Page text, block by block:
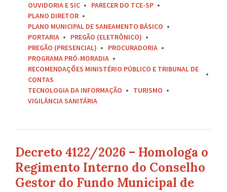
OUVIDORIA E SIC
PARECER DO TCE-SP
PLANO DIRETOR
PLANO MUNICIPAL DE SANEAMENTO BÁSICO
PORTARIA
PREGÃO (ELETRÔNICO)
PREGÃO (PRESENCIAL)
PROCURADORIA
PROGRAMA PRÓ-MORADIA
RECOMENDAÇÕES MINISTÉRIO PÚBLICO E TRIBUNAL DE
CONTAS
TECNOLOGIA DA INFORMAÇÃO
TURISMO
VIGILÂNCIA SANITÁRIA
Decreto 4122/2026 – Homologa o
Regimento Interno do Conselho
Gestor do Fundo Municipal de